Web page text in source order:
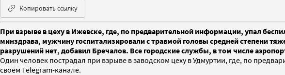
Копировать ссылку
При взрыве в цеху в Ижевске, где, по предварительной информации, упал
минздрава, мужчину госпитализировали с травмой головы средней степени
разрушений нет, добавил Бречалов. Все городские службы, в том числе
Один человек пострадал при взрыве в заводском цеху в Удмуртии, где, по
своем Telegram-канале.